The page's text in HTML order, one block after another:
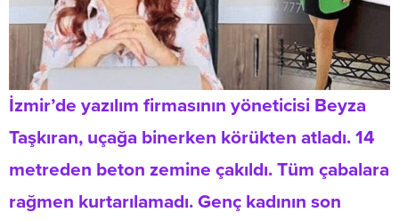
İzmir’de yazılım firmasının yöneticisi Beyza
Taşkıran, uçağa binerken körükten atladı. 14
metreden beton zemine çakıldı. Tüm çabalara
rağmen kurtarılamadı. Genç kadının son